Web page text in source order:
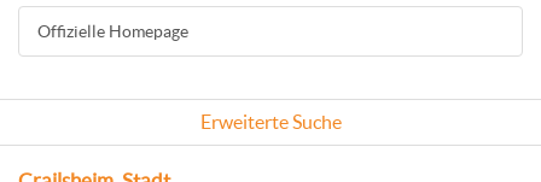
Offizielle Homepage
Erweiterte Suche